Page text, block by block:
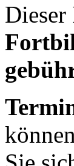
Dieser